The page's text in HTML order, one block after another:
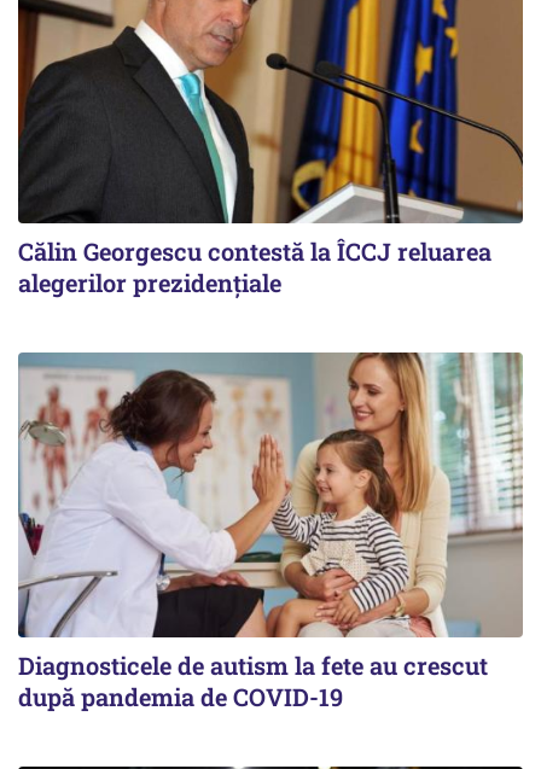
Călin Georgescu contestă la ÎCCJ reluarea
alegerilor prezidențiale
Diagnosticele de autism la fete au crescut
după pandemia de COVID-19